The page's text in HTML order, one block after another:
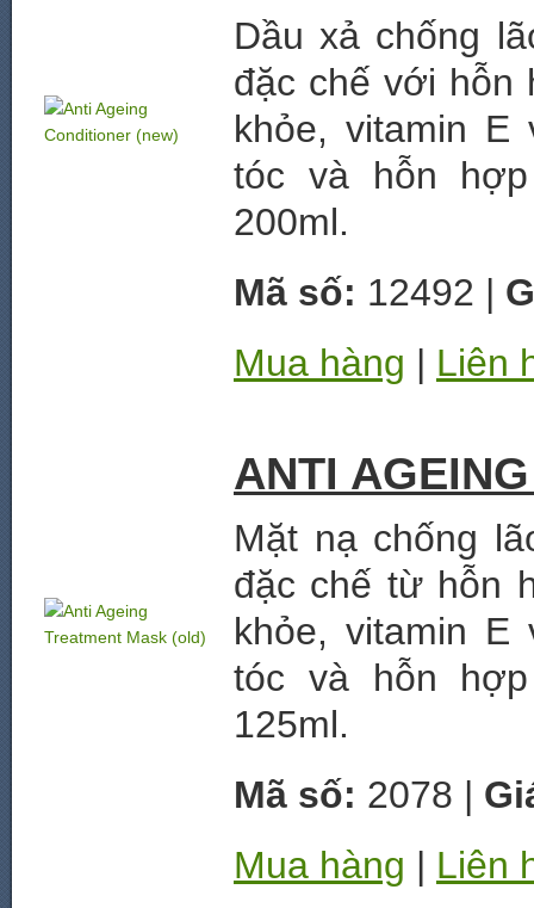
Dầu xả chống
đặc chế với hỗn
khỏe, vitamin E
tóc và hỗn
200ml.
Mã số: 12492 |
Mua hàng | Liên
ANTI
Mặt nạ chống
đặc chế từ hỗn
khỏe, vitamin E
tóc và hỗn
125ml.
Mã số: 2078 |
Mua hàng | Liên